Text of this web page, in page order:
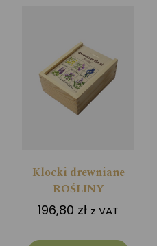
Klocki drewniane
ROŚLINY
196,80 zł z VAT